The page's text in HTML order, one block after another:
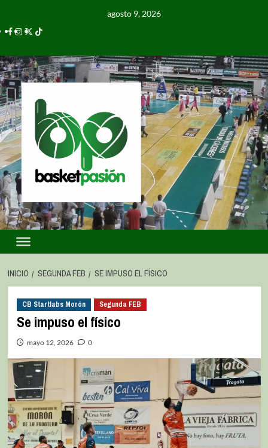
agosto 9, 2026
INICIO SEGUNDA FEB SE IMPUSO EL FÍSICO
CB Startlabs Morón Segunda FEB
Se impuso el físico
mayo 12, 2026 0